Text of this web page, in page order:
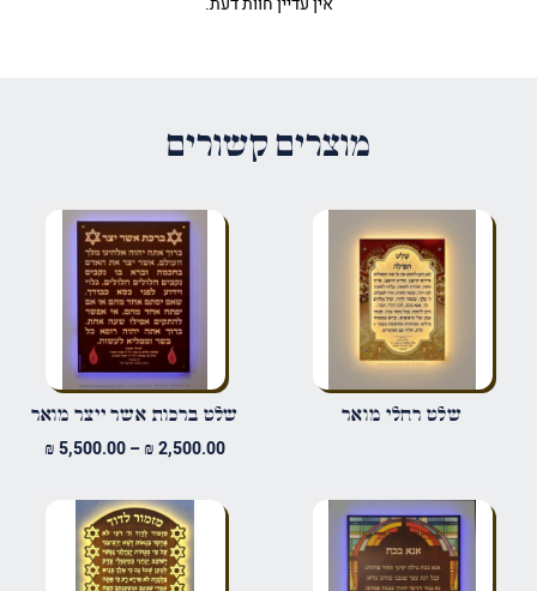
הביקורת שלך*
שם*
מוצרים קשורים
שלט רחלי מואר שלט ברכות אשר ייצר מואר
₪2,500.00
–
₪5,500.00